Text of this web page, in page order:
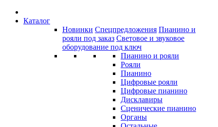
Каталог
Новинки Спецпредложения Пианино и
рояли под заказ Световое и звуковое
оборудование под ключ
Пианино и рояли
Рояли
Пианино
Цифровые рояли
Цифровые пианино
Дисклавиры
Сценические пианино
Органы